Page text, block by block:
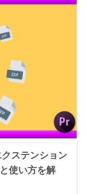
ステンション
使い方を解